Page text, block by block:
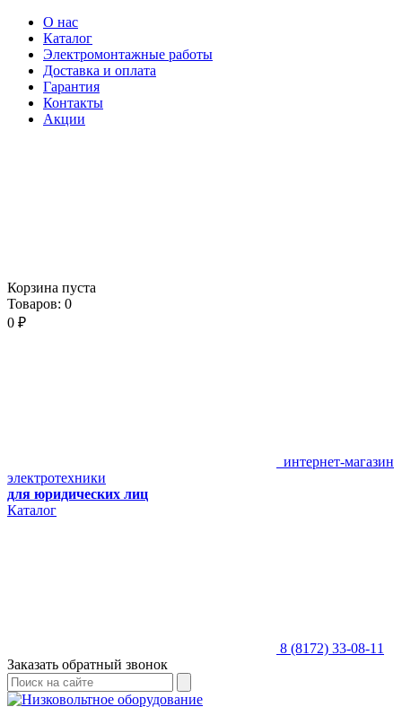
О нас
Каталог
Электромонтажные работы
Доставка и оплата
Гарантия
Контакты
Акции
Корзина пуста
Товаров: 0
0 ₽
интернет-магазин
электротехники
для юридических лиц
Каталог
8 (8172) 33-08-11
Заказать обратный звонок